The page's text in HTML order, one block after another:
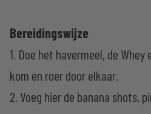
Bereidingswijze
1. Doe het havermeel, de
kom en roer door elkaar.
2. Voeg hier de banana shots,